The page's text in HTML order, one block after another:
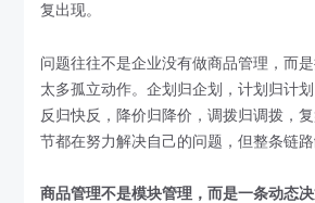
复出现。
问题往往不是企业没有做商品管理，而
太多孤立动作。企划归企划，计划归计
反归快反，降价归降价，调拨归调拨，
节都在努力解决自己的问题，但整条链路
商品管理不是模块管理，而是一条动态决